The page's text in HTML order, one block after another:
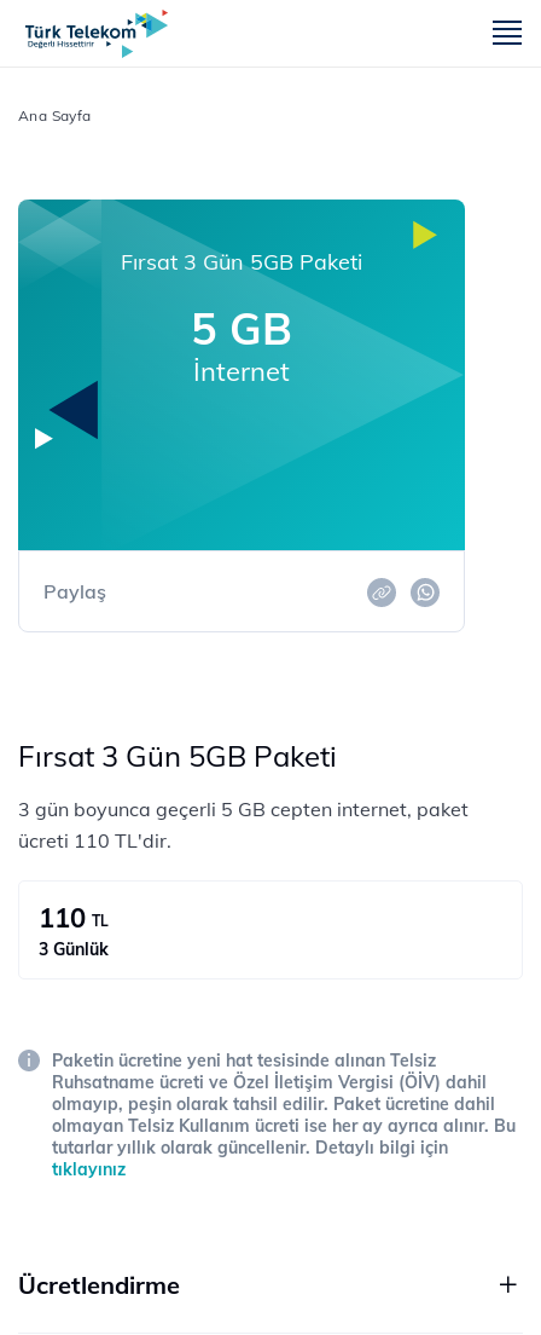
Ana Sayfa
Fırsat 3 Gün 5GB Paketi
5 GB
İnternet
Paylaş
Fırsat 3 Gün 5GB Paketi
3 gün boyunca geçerli 5 GB cepten internet, paket
ücreti 110 TL'dir.
110 TL
3 Günlük
Paketin ücretine yeni hat tesisinde alınan Telsiz
Ruhsatname ücreti ve Özel İletişim Vergisi (ÖİV) dahil
olmayıp, peşin olarak tahsil edilir. Paket ücretine dahil
olmayan Telsiz Kullanım ücreti ise her ay ayrıca alınır. Bu
tutarlar yıllık olarak güncellenir. Detaylı bilgi için
tıklayınız
Ücretlendirme